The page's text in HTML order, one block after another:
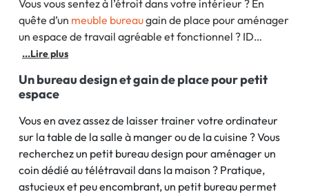
Vous vous sentez à l’étroit dans votre intérieur ? En
quête d’un meuble bureaugain de place pour aménager
un espace de travail agréable et fonctionnel ? ID
Market vous présente une offre complète de bureaux
...Lire plus
Un bureau design et gain de place pour petit
espace
Vous en avez assez de laisser trainer votre ordinateur
sur la table de la salle à manger ou de la cuisine ? Vous
recherchez un petit bureau design pour aménager un
coin dédié au télétravail dans la maison ? Pratique,
astucieux et peu encombrant, un petit bureau permet